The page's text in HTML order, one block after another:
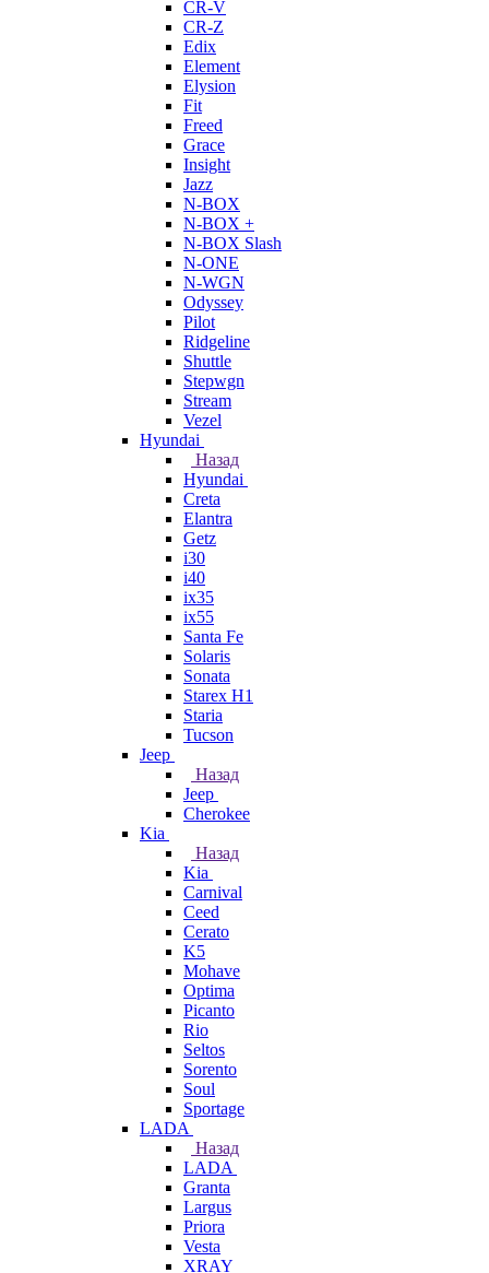
CR-V
CR-Z
Edix
Element
Elysion
Fit
Freed
Grace
Insight
Jazz
N-BOX
N-BOX +
N-BOX Slash
N-ONE
N-WGN
Odyssey
Pilot
Ridgeline
Shuttle
Stepwgn
Stream
Vezel
Hyundai
Назад
Hyundai
Creta
Elantra
Getz
i30
i40
ix35
ix55
Santa Fe
Solaris
Sonata
Starex H1
Staria
Tucson
Jeep
Назад
Jeep
Cherokee
Kia
Назад
Kia
Carnival
Ceed
Cerato
K5
Mohave
Optima
Picanto
Rio
Seltos
Sorento
Soul
Sportage
LADA
Назад
LADA
Granta
Largus
Priora
Vesta
XRAY